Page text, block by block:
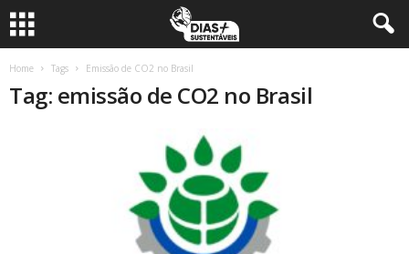
Home Tags Emissão de CO2 no Brasil
Tag: emissão de CO2 no Brasil